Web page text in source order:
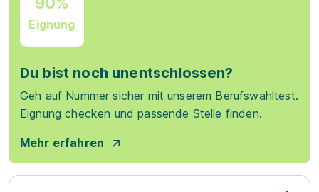
Eignung
Du bist noch unentschlossen?
Geh auf Nummer sicher mit unserem Berufswahltest.
Eignung checken und passende Stelle finden.
Mehr erfahren